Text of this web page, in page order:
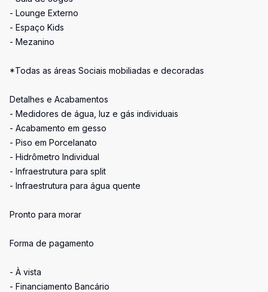
- Lounge Externo
- Espaço Kids
- Mezanino
*Todas as áreas Sociais mobiliadas e decoradas
Detalhes e Acabamentos
- Medidores de água, luz e gás individuais
- Acabamento em gesso
- Piso em Porcelanato
- Hidrômetro Individual
- Infraestrutura para split
- Infraestrutura para água quente
Pronto para morar
Forma de pagamento
- À vista
- Financiamento Bancário